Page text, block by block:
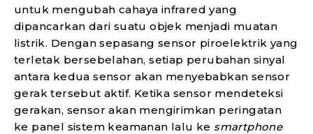
untuk mengubah cahaya infrared yang
dipancarkan dari suatu objek menjadi muatan
listrik. Dengan sepasang sensor piroelektrik yang
terletak bersebelahan, setiap perubahan sinyal
antara kedua sensor akan menyebabkan sensor
gerak tersebut aktif. Ketika sensor mendeteksi
gerakan, sensor akan mengirimkan peringatan
ke panel sistem keamanan lalu kesmartphone